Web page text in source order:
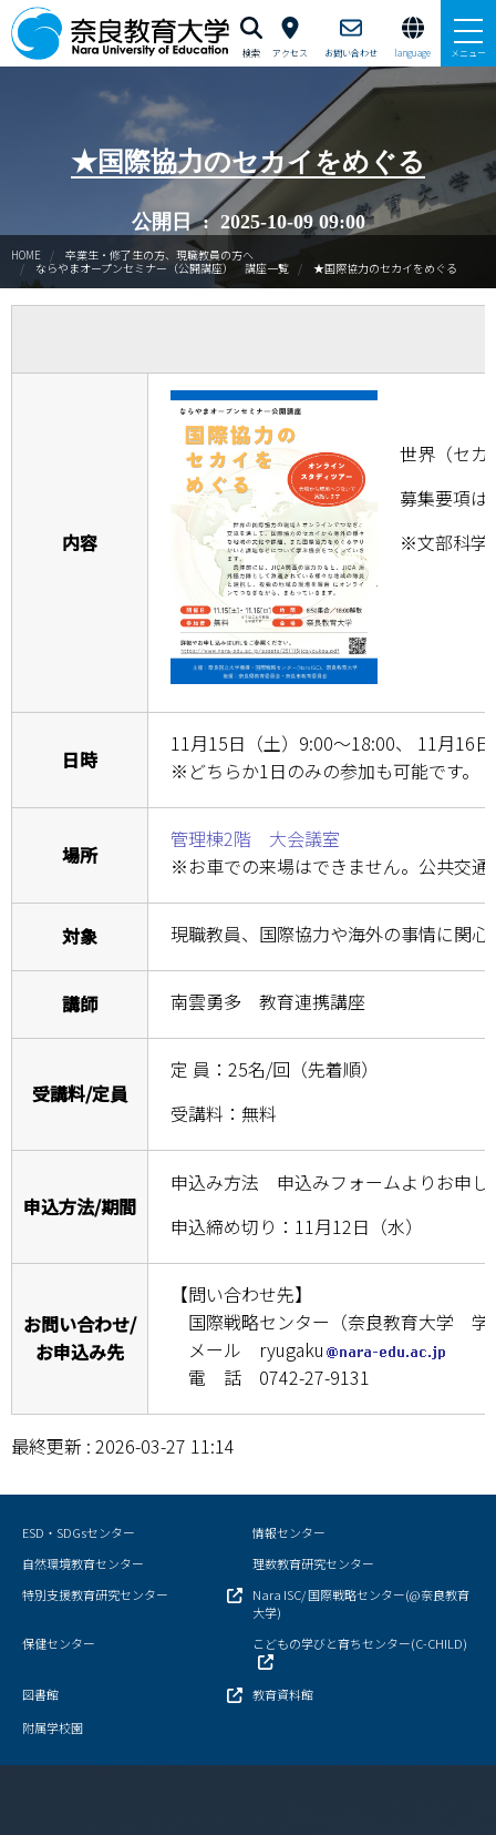
検索 アクセス お問い合わせ language メニュー
本学で学びたい方へ
在学生の方へ
卒業生・修了生の方、現職教員の方へ
自治体・企業の方へ
学部・大学院
教育・学生生活
産官学連携
奈良国立大学機構
ESD・SDGsセンター
自然環境教育センター
理数教育研究センター
特別支援教育研究センター
Nara ISC/ 国際戦略センター
こどもの学びと育ちセンター(C-CHILD)
保健センター
AED設置状況
お問い合わせ窓口一覧
キャンパスマップ
サイトマップ
後援会
★国際協力のセカイをめぐる
公開日 : 2025-10-09 09:00
HOME
卒業生・修了生の方、現職教員の方へ
ならやまオープンセミナー（公開講座） 講座一覧
★国際協力のセカイをめぐる
内容
世界（セカ
募集要項は
※文部科学
日時
11月15日（土）9:00～18:00、 11月16
※どちらか1日のみの参加も可能です。
場所
管理棟2階 大会議室
※お車での来場はできません。公共交
対象 現職教員、国際協力や海外の事情に関
講師 南雲勇多 教育連携講座
受講料/定員
定 員：25名/回（先着順）
受講料：無料
申込方法/期間
申込み方法 申込みフォームよりお申
申込締め切り：11月12日（水）
お問い合わせ/
お申込み先
【問い合わせ先】
国際戦略センター（奈良教育大学 学
メール ryugaku
電 話 0742-27-9131
最終更新 : 2026-03-27 11:14
ESD・SDGsセンター
情報センター
自然環境教育センター
理数教育研究センター
特別支援教育研究センター
Nara ISC/ 国際戦略センター(@奈良教育
大学)
保健センター
こどもの学びと育ちセンター(C-CHILD)
図書館
教育資料館
附属学校園